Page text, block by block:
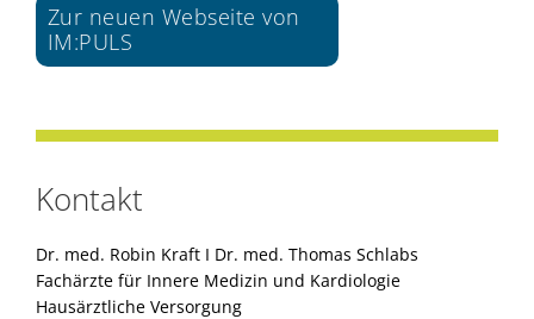
Zur neuen Webseite von
IM:PULS
Kontakt
Dr. med. Robin Kraft I Dr. med. Thomas Schlabs
Fachärzte für Innere Medizin und Kardiologie
Hausärztliche Versorgung